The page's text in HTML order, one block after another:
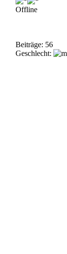
Offline
Beiträge: 56
Geschlecht: